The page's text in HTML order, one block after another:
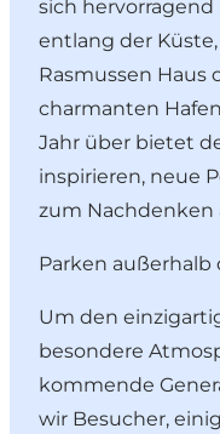
sich
entlang der
Rasmussen Haus
charmanten
Jahr über bietet
inspirieren, neue
zum Nachdenken
Parken außerhalb
Um den
besondere
kommende
wir Besucher,